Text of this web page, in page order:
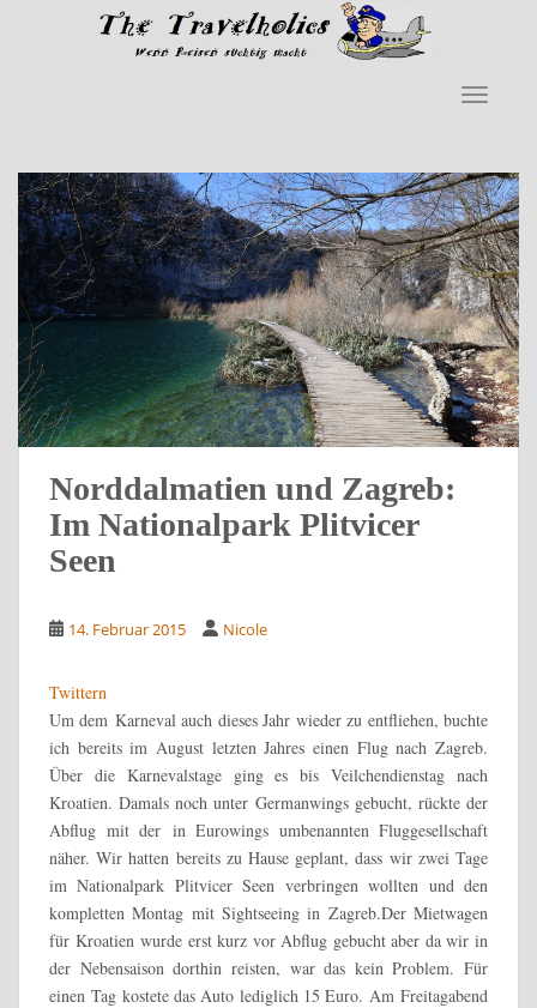
Skip to main content
Norddalmatien und Zagreb:
Im Nationalpark Plitvicer
Seen
14. Februar 2015 Nicole
Twittern
Um dem Karneval auch dieses Jahr wieder zu entfliehen, buchte
ich bereits im August letzten Jahres einen Flug nach Zagreb.
Über die Karnevalstage ging es bis Veilchendienstag nach
Kroatien. Damals noch unter Germanwings gebucht, rückte der
Abflug mit der in Eurowings umbenannten Fluggesellschaft
näher. Wir hatten bereits zu Hause geplant, dass wir zwei Tage
im Nationalpark Plitvicer Seen verbringen wollten und den
kompletten Montag mit Sightseeing in Zagreb.Der Mietwagen
für Kroatien wurde erst kurz vor Abflug gebucht aber da wir in
der Nebensaison dorthin reisten, war das kein Problem. Für
einen Tag kostete das Auto lediglich 15 Euro. Am Freitagabend